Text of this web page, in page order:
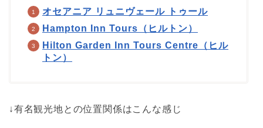
オセアニア リュニヴェール トゥール
Hampton Inn Tours（ヒルトン）
Hilton Garden Inn Tours Centre（ヒル
トン）
↓有名観光地との位置関係はこんな感じ